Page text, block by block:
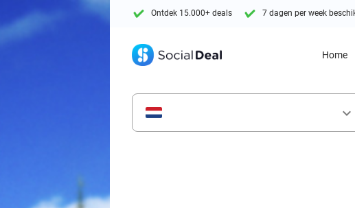
Ontdek 15.000+ deals 7 dagen per week
Home
keyboard_arrow_down